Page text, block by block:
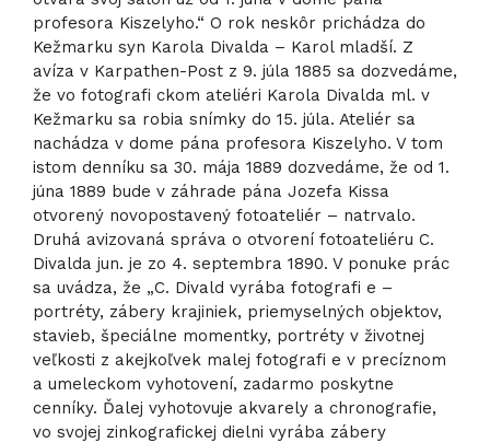
profesora Kiszelyho.“ O rok neskôr prichádza do
Kežmarku syn Karola Divalda – Karol mladší. Z
avíza v Karpathen-Post z 9. júla 1885 sa dozvedáme,
že vo fotografi ckom ateliéri Karola Divalda ml. v
Kežmarku sa robia snímky do 15. júla. Ateliér sa
nachádza v dome pána profesora Kiszelyho. V tom
istom denníku sa 30. mája 1889 dozvedáme, že od 1.
júna 1889 bude v záhrade pána Jozefa Kissa
otvorený novopostavený fotoateliér – natrvalo.
Druhá avizovaná správa o otvorení fotoateliéru C.
Divalda jun. je zo 4. septembra 1890. V ponuke prác
sa uvádza, že „C. Divald vyrába fotografi e –
portréty, zábery krajiniek, priemyselných objektov,
stavieb, špeciálne momentky, portréty v životnej
veľkosti z akejkoľvek malej fotografi e v precíznom
a umeleckom vyhotovení, zadarmo poskytne
cenníky. Ďalej vyhotovuje akvarely a chronografie,
vo svojej zinkografickej dielni vyrába zábery